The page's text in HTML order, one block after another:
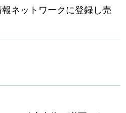
ネットワークに登録し売